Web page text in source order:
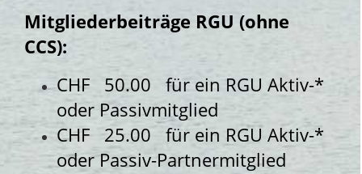
Mitgliederbeiträge RGU (ohne
CCS):
CHF 50.00 für ein RGU Aktiv-*
oder Passivmitglied
CHF 25.00 für ein RGU Aktiv-*
oder Passiv-Partnermitglied